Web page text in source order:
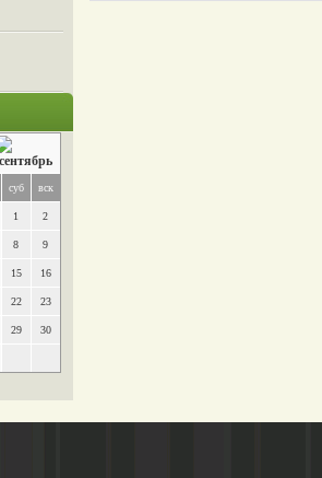
суб вск
1 2
8 9
15 16
22 23
29 30